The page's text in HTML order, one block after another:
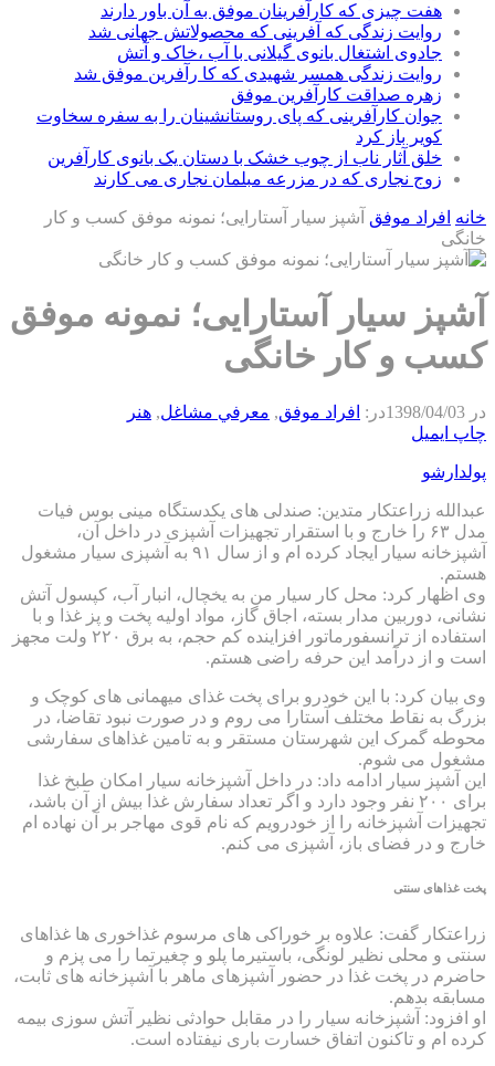
هفت چیزی که کارآفرینان موفق به آن باور دارند
روایت زندگی که آفرینی که محصولاتش جهانی شد
جادوی اشتغال بانوی گیلانی با آب ،خاک و آتش
روایت زندگی همسر شهیدی که کا رآفرین موفق شد
زهره صداقت کارآفرین موفق
جوان کارآفرینی که پای روستانشینان را به سفره سخاوت
کویر باز کرد
خلق آثار ناب از چوب خشک با دستان یک بانوی کارآفرین
زوج نجاری که در مزرعه مبلمان نجاری می کارند
خانه افراد موفق آشپز سیار آستارایی؛ نمونه موفق کسب و کار
خانگی
آشپز سیار آستارایی؛ نمونه موفق
کسب و کار خانگی
در 1398/04/03در: افراد موفق, معرفي مشاغل, هنر
چاپ ایمیل
پولدارشو
عبدالله زراعتکار متدین: صندلی های یکدستگاه مینی بوس فیات
مدل ۶۳ را خارج و با استقرار تجهیزات آشپزی در داخل آن،
آشپزخانه سیار ایجاد کرده ام و از سال ۹۱ به آشپزی سیار مشغول
هستم.
وی اظهار کرد: محل کار سیار من به یخچال، انبار آب، کپسول آتش
نشانی، دوربین مدار بسته، اجاق گاز، مواد اولیه پخت و پز غذا و با
استفاده از ترانسفورماتور افزاینده کم حجم، به برق ۲۲۰ ولت مجهز
است و از درآمد این حرفه راضی هستم.
وی بیان کرد: با این خودرو برای پخت غذای میهمانی های کوچک و
بزرگ به نقاط مختلف آستارا می روم و در صورت نبود تقاضا، در
محوطه گمرک این شهرستان مستقر و به تامین غذاهای سفارشی
مشغول می شوم.
این آشپز سیار ادامه داد: در داخل آشپزخانه سیار امکان طبخ غذا
برای ۲۰۰ نفر وجود دارد و اگر تعداد سفارش غذا بیش از آن باشد،
تجهیزات آشپزخانه را از خودرویم که نام قوی مهاجر بر آن نهاده ام
خارج و در فضای باز، آشپزی می کنم.
پخت غذاهای سنتی
زراعتکار گفت: علاوه بر خوراکی های مرسوم غذاخوری ها غذاهای
سنتی و محلی نظیر لونگی، باستیرما پلو و چغیرتما را می پزم و
حاضرم در پخت غذا در حضور آشپزهای ماهر با آشپزخانه های ثابت،
مسابقه بدهم.
او افزود: آشپزخانه سیار را در مقابل حوادثی نظیر آتش سوزی بیمه
کرده ام و تاکنون اتفاق خسارت باری نیفتاده است.